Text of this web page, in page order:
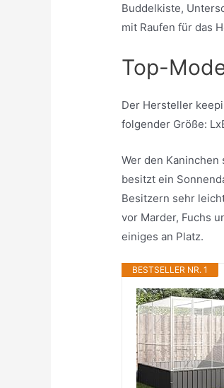
Buddelkiste,
mit Raufen für das
Top-
Der Hersteller
folgender Größe:
Wer den
besitzt ein
Besitzern sehr
vor Marder, Fuchs
einiges an Platz.
BESTSELLER NR. 1